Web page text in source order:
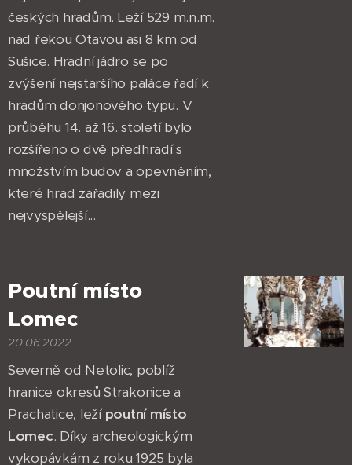
českých hradům. Leží 529 m.n.m.
nad řekou Otavou asi 8 km od
Sušice. Hradní jádro se po
zvýšení nejstaršího paláce řadí k
hradům donjonového typu. V
průběhu 14. až 16. století bylo
rozšířeno o dvě předhradí s
množstvím budov a opevněním,
které hrad zařadily mezi
nejvyspělejší...
Poutní místo
Lomec
20.06.2022
Severně od Netolic, poblíž
hranice okresů Strakonice a
Prachatice, leží poutní místo
Lomec. Díky archeologickým
vykopávkám z roku 1925 byla